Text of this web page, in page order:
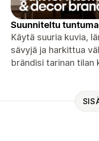
Suunniteltu
Käytä suuria kuvia,
sävyjä ja harkittua
brändisi tarinan tilan